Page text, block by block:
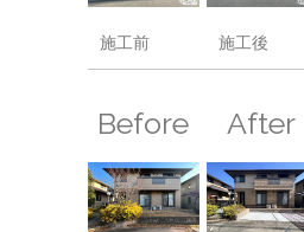
施工前 施工後
Before After